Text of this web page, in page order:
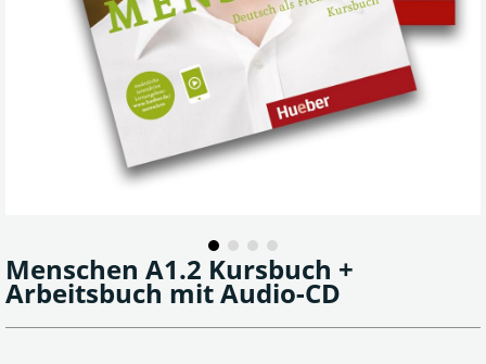
Menschen A1.2 Kursbuch +
Arbeitsbuch mit Audio-CD